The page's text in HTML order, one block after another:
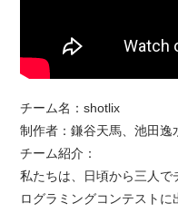
チーム名：shotlix
制作者：鎌谷天馬、池田逸
チーム紹介：
私たちは、日頃から三人
ログラミングコンテスト